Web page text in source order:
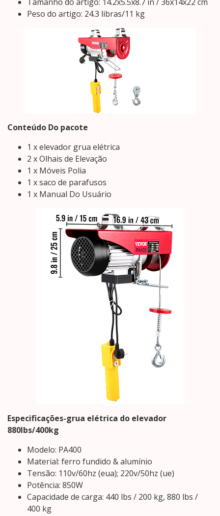
Peso do artigo: 24.3 libras/11 kg
Conteúdo Do pacote
1 x elevador grua elétrica
2 x Olhais de Elevação
1 x Móveis Polia
1 x saco de parafusos
1 x Manual Do Usuário
Especificações-grua elétrica do elevador
880lbs/400kg
Modelo: PA400
Material: ferro fundido & alumínio
Tensão: 110v/60hz (eua); 220v/50hz (ue)
Potência: 850W
Capacidade de carga: 440 lbs / 200 kg, 880 lbs /
400 kg